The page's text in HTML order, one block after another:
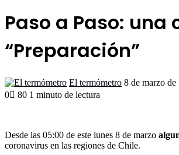
Paso a Paso:
“Preparación”
El termómetro Send
8 de marzo de
0
80 1 minuto de lectura
Facebook
X
LinkedIn
Tumblr
Pinterest
Reddit
VKontakte
Odnoklassniki
Pocket
Desde las 05:00 de este lunes 8 de marzo
coronavirus en las regiones de Chile.